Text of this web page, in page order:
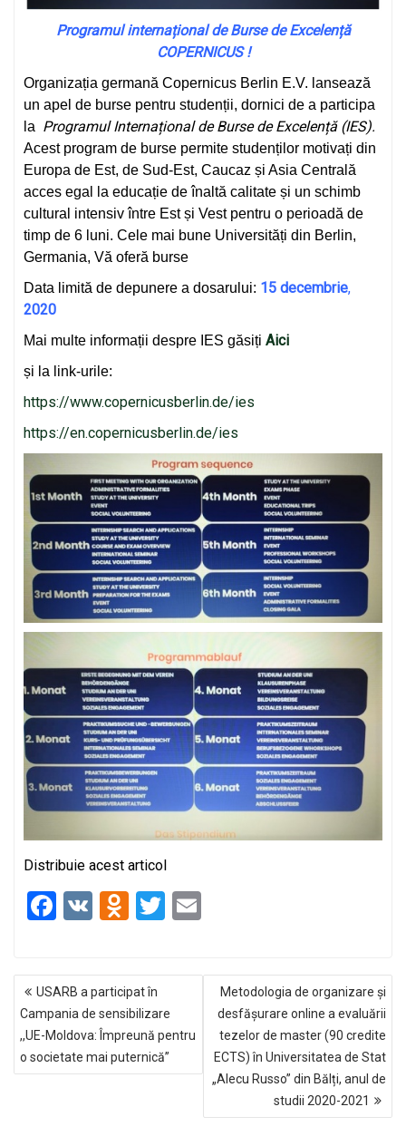
Programul internațional de Burse de Excelență
COPERNICUS !
Organizația germană Copernicus Berlin E.V. lansează
un apel de burse pentru studenții, dornici de a participa
la Programul Internațional de Burse de Excelență (IES).
Acest program de burse permite studenților motivați din
Europa de Est, de Sud-Est, Caucaz și Asia Centrală
acces egal la educație de înaltă calitate și un schimb
cultural intensiv între Est și Vest pentru o perioadă de
timp de 6 luni. Cele mai bune Universități din Berlin,
Germania, Vă oferă burse
Data limită de depunere a dosarului: 15 decembrie,
2020
Mai multe informații despre IES găsiți Aici
și la link-urile:
https://www.copernicusberlin.de/ies
https://en.copernicusberlin.de/ies
Distribuie acest articol
F
b
o
o
k
V
O
o
kl
a
ss
T
NAVIGARE
ÎN
ARTICOLE
USARB a participat în
Campania de sensibilizare
,,UE-Moldova: Împreună pentru
o societate mai puternică”
Metodologia de organizare și
desfășurare online a evaluării
tezelor de master (90 credite
ECTS) în Universitatea de Stat
„Alecu Russo” din Bălți, anul de
studii 2020-2021